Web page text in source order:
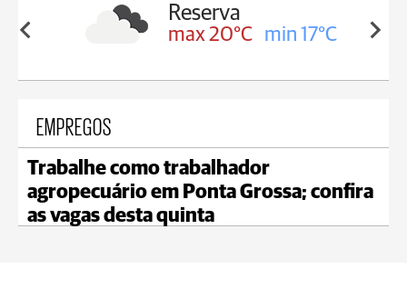
20°C
Reserva
max 20°C min 17°C
EMPREGOS
Trabalhe como trabalhador
agropecuário em Ponta Grossa; confira
as vagas desta quinta